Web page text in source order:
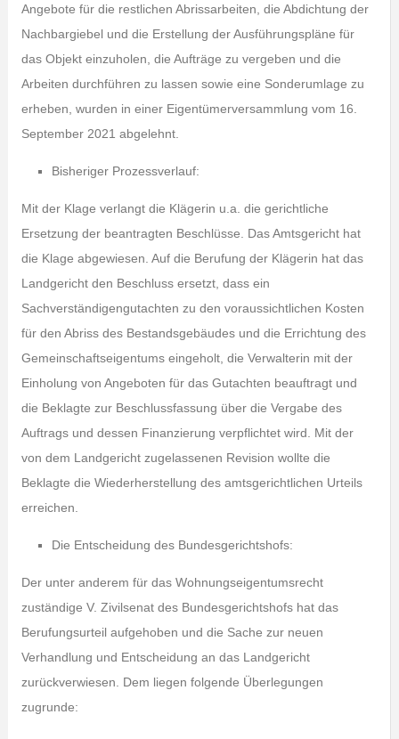
Angebote für die restlichen Abrissarbeiten, die Abdichtung der
Nachbargiebel und die Erstellung der Ausführungspläne für
das Objekt einzuholen, die Aufträge zu vergeben und die
Arbeiten durchführen zu lassen sowie eine Sonderumlage zu
erheben, wurden in einer Eigentümerversammlung vom 16.
September 2021 abgelehnt.
Bisheriger Prozessverlauf:
Mit der Klage verlangt die Klägerin u.a. die gerichtliche
Ersetzung der beantragten Beschlüsse. Das Amtsgericht hat
die Klage abgewiesen. Auf die Berufung der Klägerin hat das
Landgericht den Beschluss ersetzt, dass ein
Sachverständigengutachten zu den voraussichtlichen Kosten
für den Abriss des Bestandsgebäudes und die Errichtung des
Gemeinschaftseigentums eingeholt, die Verwalterin mit der
Einholung von Angeboten für das Gutachten beauftragt und
die Beklagte zur Beschlussfassung über die Vergabe des
Auftrags und dessen Finanzierung verpflichtet wird. Mit der
von dem Landgericht zugelassenen Revision wollte die
Beklagte die Wiederherstellung des amtsgerichtlichen Urteils
erreichen.
Die Entscheidung des Bundesgerichtshofs:
Der unter anderem für das Wohnungseigentumsrecht
zuständige V. Zivilsenat des Bundesgerichtshofs hat das
Berufungsurteil aufgehoben und die Sache zur neuen
Verhandlung und Entscheidung an das Landgericht
zurückverwiesen. Dem liegen folgende Überlegungen
zugrunde: